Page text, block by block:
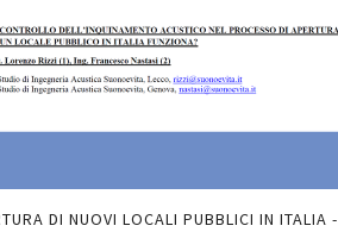
DI NUOVI LOCALI PUBBLICI IN ITALIA -